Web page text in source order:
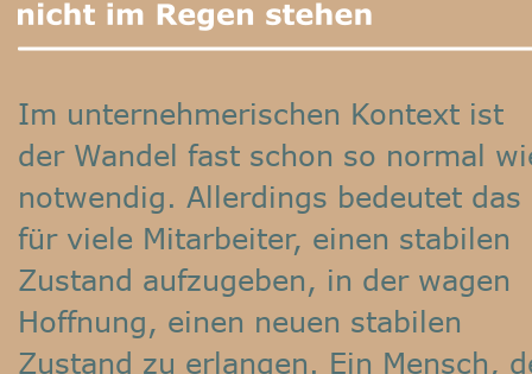
Im unternehmerischen Kontext ist
der Wandel fast schon so normal
notwendig. Allerdings bedeutet das
für viele Mitarbeiter, einen stabilen
Zustand aufzugeben, in der wagen
Hoffnung, einen neuen stabilen
Zustand zu erlangen. Ein Mensch,